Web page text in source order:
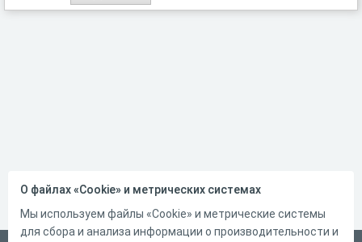
О файлах «Cookie» и метрических системах
Мы используем файлы «Cookie» и метрические системы
для сбора и анализа информации о производительности и